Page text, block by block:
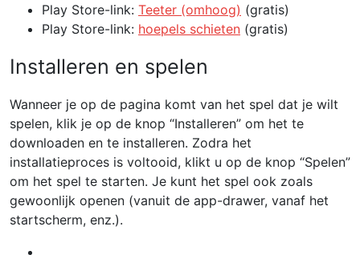
Play Store-link: Teeter (omhoog) (gratis)
Play Store-link: hoepels schieten (gratis)
Installeren en spelen
Wanneer je op de pagina komt van het spel dat je wilt
spelen, klik je op de knop “Installeren” om het te
downloaden en te installeren. Zodra het
installatieproces is voltooid, klikt u op de knop “Spelen”
om het spel te starten. Je kunt het spel ook zoals
gewoonlijk openen (vanuit de app-drawer, vanaf het
startscherm, enz.).